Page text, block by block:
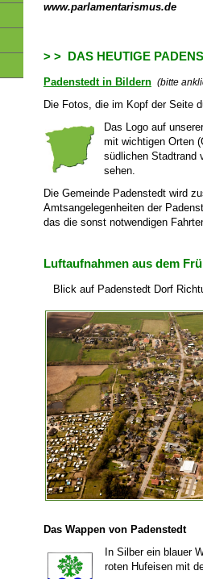
www.parlamentarismus.de
> > DAS HEUTIGE
Padenstedt in Bildern (bitte
Die Fotos, die im Kopf der Seite
Das Logo auf
mit wichtigen Orten
südlichen Stadtrand
sehen.
Die Gemeinde Padenstedt wird
Amtsangelegenheiten der
das die sonst notwendigen
Luftaufnahmen aus dem
Blick auf Padenstedt Dorf
Das Wappen von Padenstedt
In Silber ein blauer
roten Hufeisen mit